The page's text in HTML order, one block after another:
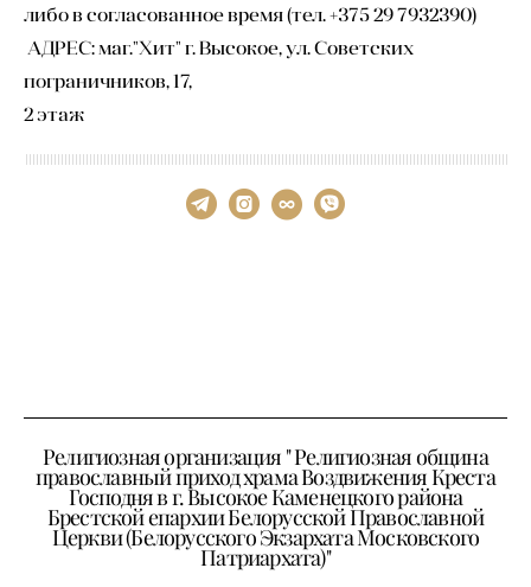
либо в согласованное время (тел. +375 29 7932390)
АДРЕС: маг."Хит" г. Высокое, ул. Советских
пограничников, 17,
2 этаж
Религиозная организация " Религиозная община
православный приход храма Воздвижения Креста
Господня в г. Высокое Каменецкого района
Брестской епархии Белорусской Православной
Церкви (Белорусского Экзархата Московского
Патриархата)"